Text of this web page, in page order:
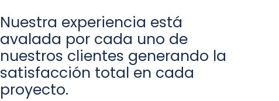
Nuestra experiencia está
avalada por cada uno de
nuestros clientes generando la
satisfacción total en cada
proyecto.